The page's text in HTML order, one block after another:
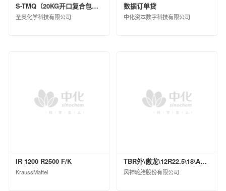
S-TMQ（20KG开口复合包装）
圣奥化学科技有限公司
数据订单贷
中化资本数字科技有限公司
IR 1200 R2500 F/K
KraussMaffei
TBR外\傲龙\12R22.5\18\ASR79ⅡPI\TL\0
风神轮胎股份有限公司